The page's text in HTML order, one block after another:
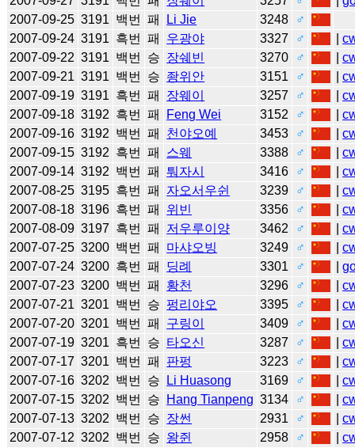
2007-09-25 3191 백번 패 Li Jie 3248
♂
2007-09-24 3191 흑번 패 우광야 3327 ♂ |
2007-09-22 3191 백번 승 장쉐빈 3270 ♂ |
2007-09-21 3191 백번 승 좡위안 3151 ♂ |
2007-09-19 3191 흑번 패 장웨이 3257 ♂ |
2007-09-18 3192 흑번 패 Feng Wei 3152 ♂ |
2007-09-16 3192 백번 패 천야오예 3453 ♂ |
2007-09-15 3192 흑번 패 스웨 3388 ♂ |
2007-09-14 3192 백번 패 퉈자시 3416 ♂ |
2007-08-25 3195 흑번 패 자오서우쉰 3239 ♂ |
2007-08-18 3196 흑번 패 위빈 3356 ♂ |
2007-08-09 3197 흑번 패 저우루이양 3462 ♂ |
2007-07-25 3200 백번 패 마샤오빙 3249 ♂ |
2007-07-24 3200 흑번 패 딩례 3301 ♂ |
2007-07-23 3200 백번 패 황천 3296 ♂ |
2007-07-21 3201 백번 승 펑리야오 3395 ♂ |
2007-07-20 3201 백번 패 구링이 3409 ♂ |
2007-07-19 3201 흑번 승 타오신 3287 ♂ |
2007-07-17 3201 백번 패 판펑 3223 ♂ |
2007-07-16 3202 백번 승 Li Huasong 3169 ♂ |
2007-07-15 3202 백번 승 Hang Tianpeng 3134 ♂ |
2007-07-13 3202 백번 승 장썬 2931 ♂ |
2007-07-12 3202 백번 승 왕쥔 2958 ♂ |